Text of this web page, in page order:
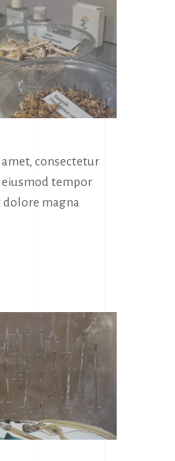
consectetur
eiusmod tempor
magna